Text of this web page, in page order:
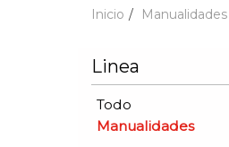
Inicio Manualidades
Linea
Todo
Manualidades